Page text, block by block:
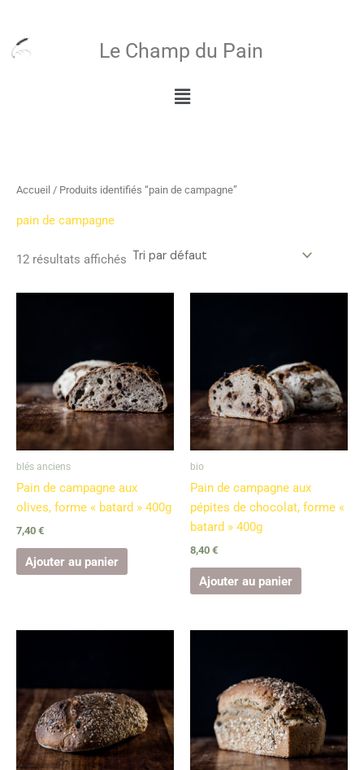
Le Champ du Pain
Menu
Accueil / Produits identifiés “pain de campagne”
pain de campagne
12 résultats affichés
blés anciens
Pain de campagne aux
olives, forme « batard » 400g
7,40 €
Ajouter au panier
bio
Pain de campagne aux
pépites de chocolat, forme «
batard » 400g
8,40 €
Ajouter au panier